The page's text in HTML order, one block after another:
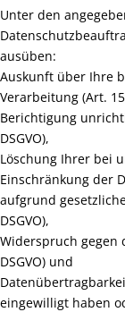
Unter den
ausüben:
Auskunft über Ihre
Verarbeitung (Art. 15
Berichtigung
DSGVO),
Löschung Ihrer bei
Einschränkung der
aufgrund
DSGVO),
Widerspruch gegen
DSGVO) und
eingewilligt haben